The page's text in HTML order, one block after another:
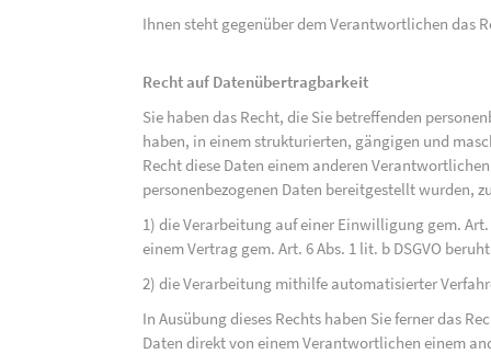
Ihnen steht gegenüber dem Verantwortlichen das
Recht auf Datenübertragbarkeit
Sie haben das Recht, die Sie betreffenden
haben, in einem strukturierten, gängigen und
Recht diese Daten einem anderen
personenbezogenen Daten bereitgestellt wurden,
1) die Verarbeitung auf einer Einwilligung gem. Art.
einem Vertrag gem. Art. 6 Abs. 1 lit. b DSGVO
2) die Verarbeitung mithilfe automatisierter
In Ausübung dieses Rechts haben Sie ferner das
Daten direkt von einem Verantwortlichen einem